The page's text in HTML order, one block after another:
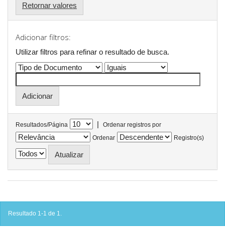
Retornar valores
Adicionar filtros:
Utilizar filtros para refinar o resultado de busca.
Resultados/Página |
Ordenar registros por
Ordenar
Registro(s)
Resultado 1-1 de 1.